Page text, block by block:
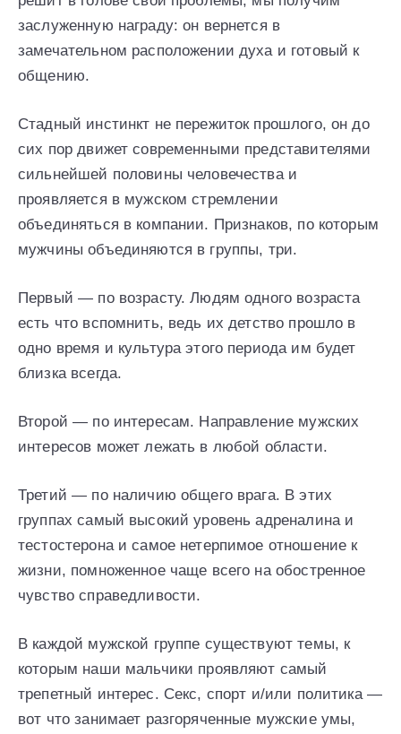
заслуженную награду: он вернется в
замечательном расположении духа и готовый к
общению.
Стадный инстинкт не пережиток прошлого, он до
сих пор движет современными представителями
сильнейшей половины человечества и
проявляется в мужском стремлении
объединяться в компании. Признаков, по которым
мужчины объединяются в группы, три.
Первый — по возрасту. Людям одного возраста
есть что вспомнить, ведь их детство прошло в
одно время и культура этого периода им будет
близка всегда.
Второй — по интересам. Направление мужских
интересов может лежать в любой области.
Третий — по наличию общего врага. В этих
группах самый высокий уровень адреналина и
тестостерона и самое нетерпимое отношение к
жизни, помноженное чаще всего на обостренное
чувство справедливости.
В каждой мужской группе существуют темы, к
которым наши мальчики проявляют самый
трепетный интерес. Секс, спорт и/или политика —
вот что занимает разгоряченные мужские умы,